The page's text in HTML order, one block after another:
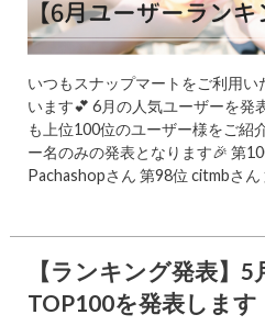
いつもスナップマートをご利用
います💕 6月の人気ユーザーを発
も上位100位のユーザー様をご紹
ー名のみの発表となります🎉 第
Pachashopさん 第98位 citmbさ
【ランキング発表】
TOP100を発表します